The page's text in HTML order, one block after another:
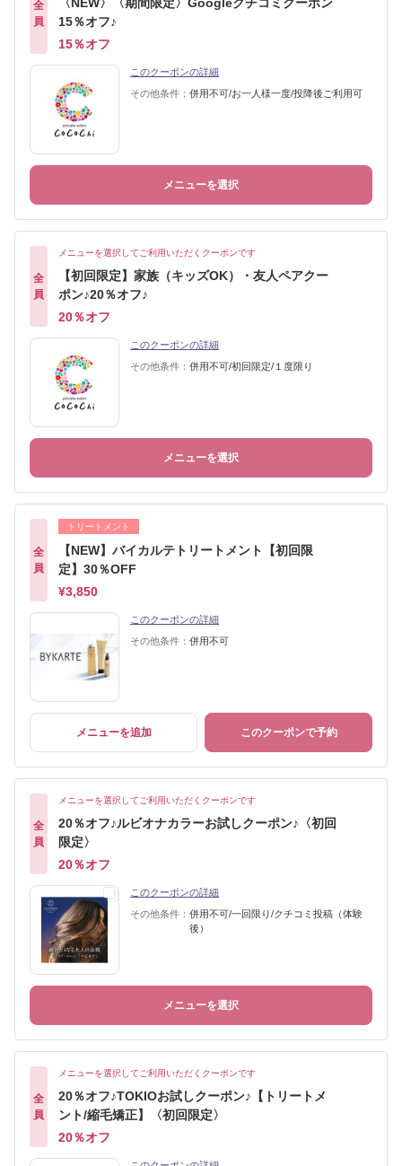
全
員
15％オフ♪
15％オフ
このクーポンの詳細
その他条件： 併用不可/お一人様一度/投降後ご利用可
メニューを選択
全
員
メニューを選択してご利用いただくクーポンです
【初回限定】家族（キッズOK）・友人ペアクー
ポン♪20％オフ♪
20％オフ
このクーポンの詳細
その他条件： 併用不可/初回限定/１度限り
メニューを選択
全
員
トリートメント
【NEW】バイカルテトリートメント【初回限
定】30％OFF
¥3,850
このクーポンの詳細
その他条件： 併用不可
メニューを追加 このクーポンで予約
全
員
メニューを選択してご利用いただくクーポンです
20％オフ♪ルビオナカラーお試しクーポン♪〈初回
限定〉
20％オフ
このクーポンの詳細
その他条件： 併用不可/一回限り/クチコミ投稿（体験
後）
メニューを選択
全
員
メニューを選択してご利用いただくクーポンです
20％オフ♪TOKIOお試しクーポン♪【トリートメ
ント/縮毛矯正】〈初回限定〉
20％オフ